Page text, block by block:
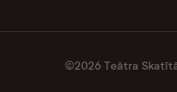
©2026 Teātra